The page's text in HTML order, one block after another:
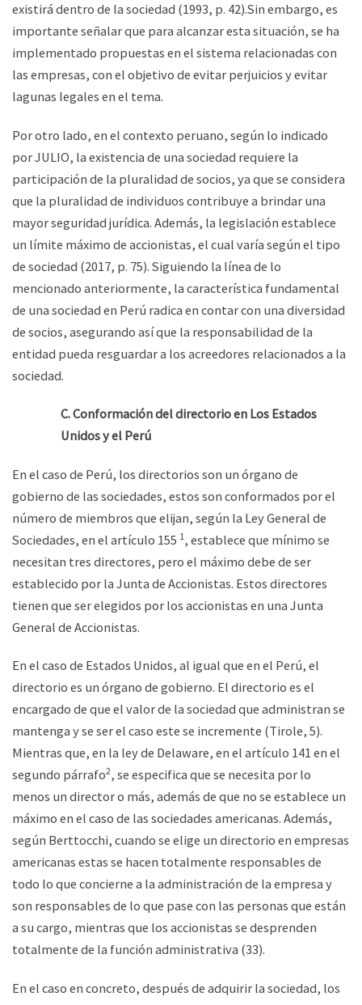
existirá dentro de la sociedad (1993, p. 42).Sin embargo, es
importante señalar que para alcanzar esta situación, se ha
implementado propuestas en el sistema relacionadas con
las empresas, con el objetivo de evitar perjuicios y evitar
lagunas legales en el tema.
Por otro lado, en el contexto peruano, según lo indicado
por JULIO, la existencia de una sociedad requiere la
participación de la pluralidad de socios, ya que se considera
que la pluralidad de individuos contribuye a brindar una
mayor seguridad jurídica. Además, la legislación establece
un límite máximo de accionistas, el cual varía según el tipo
de sociedad (2017, p. 75). Siguiendo la línea de lo
mencionado anteriormente, la característica fundamental
de una sociedad en Perú radica en contar con una diversidad
de socios, asegurando así que la responsabilidad de la
entidad pueda resguardar a los acreedores relacionados a la
sociedad.
C. Conformación del directorio en Los Estados
Unidos y el Perú
En el caso de Perú, los directorios son un órgano de
gobierno de las sociedades, estos son conformados por el
número de miembros que elijan, según la Ley General de
Sociedades, en el artículo 155 1 , establece que mínimo se
necesitan tres directores, pero el máximo debe de ser
establecido por la Junta de Accionistas. Estos directores
tienen que ser elegidos por los accionistas en una Junta
General de Accionistas.
En el caso de Estados Unidos, al igual que en el Perú, el
directorio es un órgano de gobierno. El directorio es el
encargado de que el valor de la sociedad que administran se
mantenga y se ser el caso este se incremente (Tirole, 5).
Mientras que, en la ley de Delaware, en el artículo 141 en el
segundo párrafo2, se especifica que se necesita por lo
menos un director o más, además de que no se establece un
máximo en el caso de las sociedades americanas. Además,
según Berttocchi, cuando se elige un directorio en empresas
americanas estas se hacen totalmente responsables de
todo lo que concierne a la administración de la empresa y
son responsables de lo que pase con las personas que están
a su cargo, mientras que los accionistas se desprenden
totalmente de la función administrativa (33).
En el caso en concreto, después de adquirir la sociedad, los